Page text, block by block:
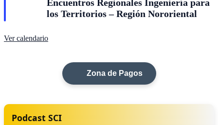
Encuentros Regionales Ingeniería para
los Territorios – Región Nororiental
Ver calendario
Zona de Pagos
Podcast SCI